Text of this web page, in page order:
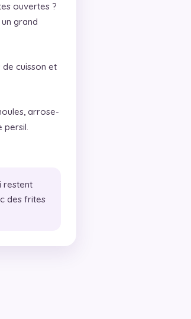
ouvertes ?
grand
cuisson et
arrose-
persil.
restent
des frites